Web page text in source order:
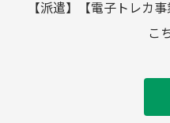
【派遣】【電子トレカ
こ